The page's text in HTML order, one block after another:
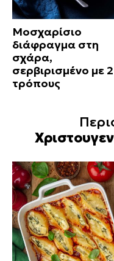
Μοσχαρίσιο
διάφραγμα στη
σχάρα,
σερβιρισμένο με 2
τρόπους